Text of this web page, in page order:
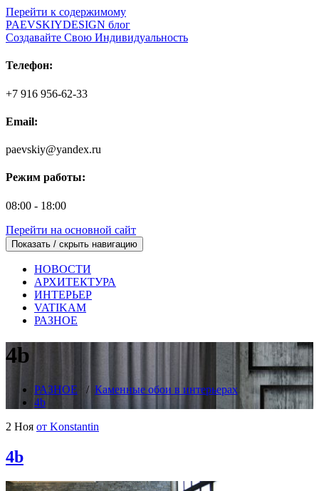
Перейти к содержимому
PAEVSKIYDESIGN блог
Создавайте Свою Индивидуальность
Телефон:
+7 916 956-62-33
Email:
paevskiy@yandex.ru
Режим работы:
08:00 - 18:00
Перейти на основной сайт
Показать / скрыть навигацию
НОВОСТИ
АРХИТЕКТУРА
ИНТЕРЬЕР
VATIKAM
РАЗНОЕ
4b
РАЗНОЕ / Каменные обои в интерьерах
4b
2 Ноя от Konstantin
4b